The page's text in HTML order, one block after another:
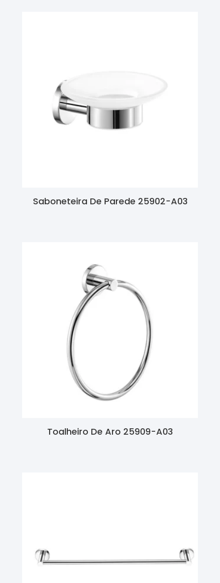
Saboneteira De Parede 25902-A03
Toalheiro De Aro 25909-A03